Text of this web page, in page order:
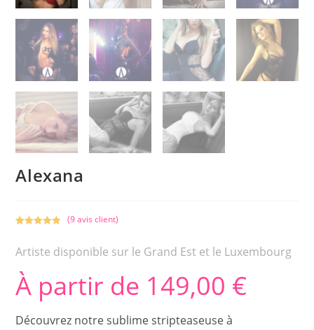
Alexana
sur 5
notation
client
(9avis client)
Artiste disponible sur le Grand Est et le Luxembourg
À partir de 149,00 €
Découvrez notre sublime stripteaseuse à